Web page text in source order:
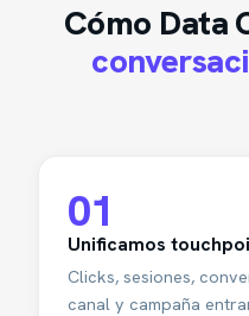
Cómo Data
01
Unificamos
Clicks, sesiones,
canal y campaña